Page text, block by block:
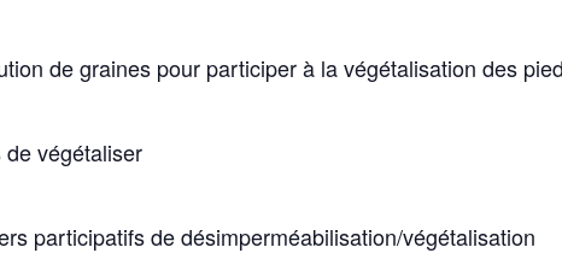
de graines pour participer à la végétalisation des
de végétaliser
participatifs de désimperméabilisation/végétalisation